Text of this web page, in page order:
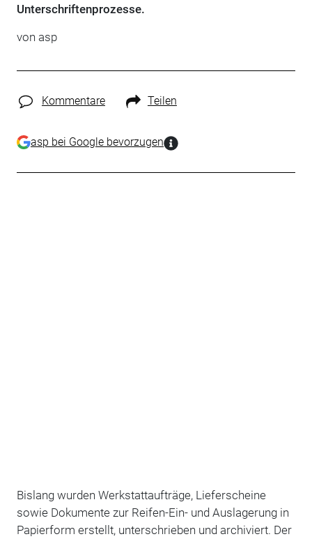
Unterschriftenprozesse.
von asp
Kommentare Teilen
asp bei Google bevorzugen
Bislang wurden Werkstattaufträge, Lieferscheine
sowie Dokumente zur Reifen-Ein- und Auslagerung in
Papierform erstellt, unterschrieben und archiviert. Der